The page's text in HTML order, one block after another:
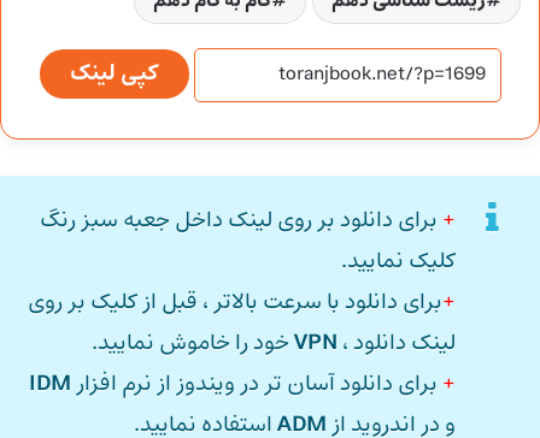
کپی لینک
+ برای دانلود بر روی لینک داخل جعبه سبز رنگ
کلیک نمایید.
+برای دانلود با سرعت بالاتر ، قبل از کلیک بر روی
لینک دانلود ، VPNخود را خاموش نمایید.
+ برای دانلود آسان تر در ویندوز از نرم افزار IDM
و در اندروید از ADMاستفاده نمایید.